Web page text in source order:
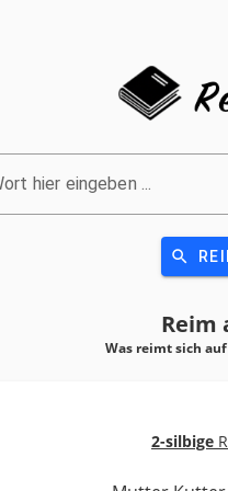
hier eingeben ...
search
Reim
Was reimt sich
2-silbige